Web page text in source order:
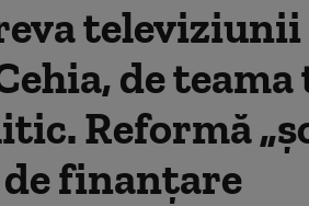
de
Reformă
finanțare